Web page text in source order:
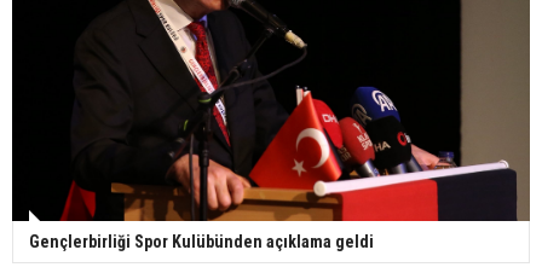
Gençlerbirliği Spor Kulübünden açıklama geldi